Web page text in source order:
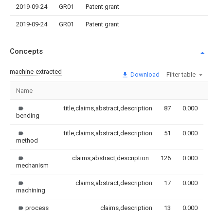
2019-09-24 GR01 Patent grant
2019-09-24 GR01 Patent grant
Concepts
machine-extracted Download Filter table
Name
bending
title,claims,abstract,description 87 0.000
method
title,claims,abstract,description 51 0.000
mechanism
claims,abstract,description 126 0.000
machining
claims,abstract,description 17 0.000
process claims,description 13 0.000